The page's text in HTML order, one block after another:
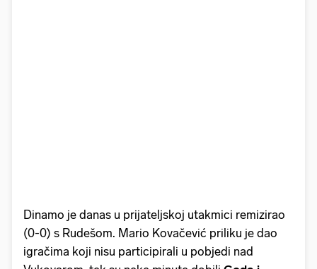
Dinamo je danas u prijateljskoj utakmici remizirao
(0-0) s Rudešom. Mario Kovačević priliku je dao
igračima koji nisu participirali u pobjedi nad